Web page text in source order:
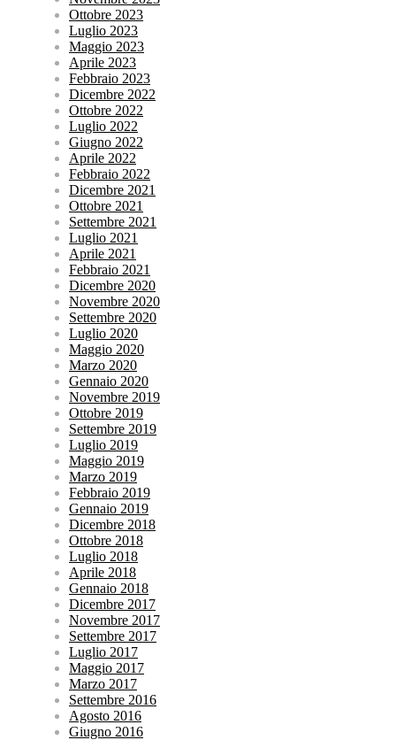
Ottobre 2023
Luglio 2023
Maggio 2023
Aprile 2023
Febbraio 2023
Dicembre 2022
Ottobre 2022
Luglio 2022
Giugno 2022
Aprile 2022
Febbraio 2022
Dicembre 2021
Ottobre 2021
Settembre 2021
Luglio 2021
Aprile 2021
Febbraio 2021
Dicembre 2020
Novembre 2020
Settembre 2020
Luglio 2020
Maggio 2020
Marzo 2020
Gennaio 2020
Novembre 2019
Ottobre 2019
Settembre 2019
Luglio 2019
Maggio 2019
Marzo 2019
Febbraio 2019
Gennaio 2019
Dicembre 2018
Ottobre 2018
Luglio 2018
Aprile 2018
Gennaio 2018
Dicembre 2017
Novembre 2017
Settembre 2017
Luglio 2017
Maggio 2017
Marzo 2017
Settembre 2016
Agosto 2016
Giugno 2016